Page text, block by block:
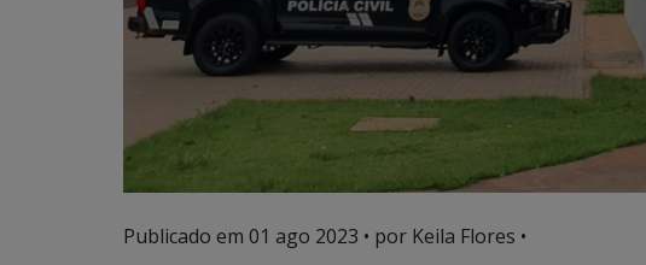
Publicado em 01 ago 2023 • por Keila Flores •